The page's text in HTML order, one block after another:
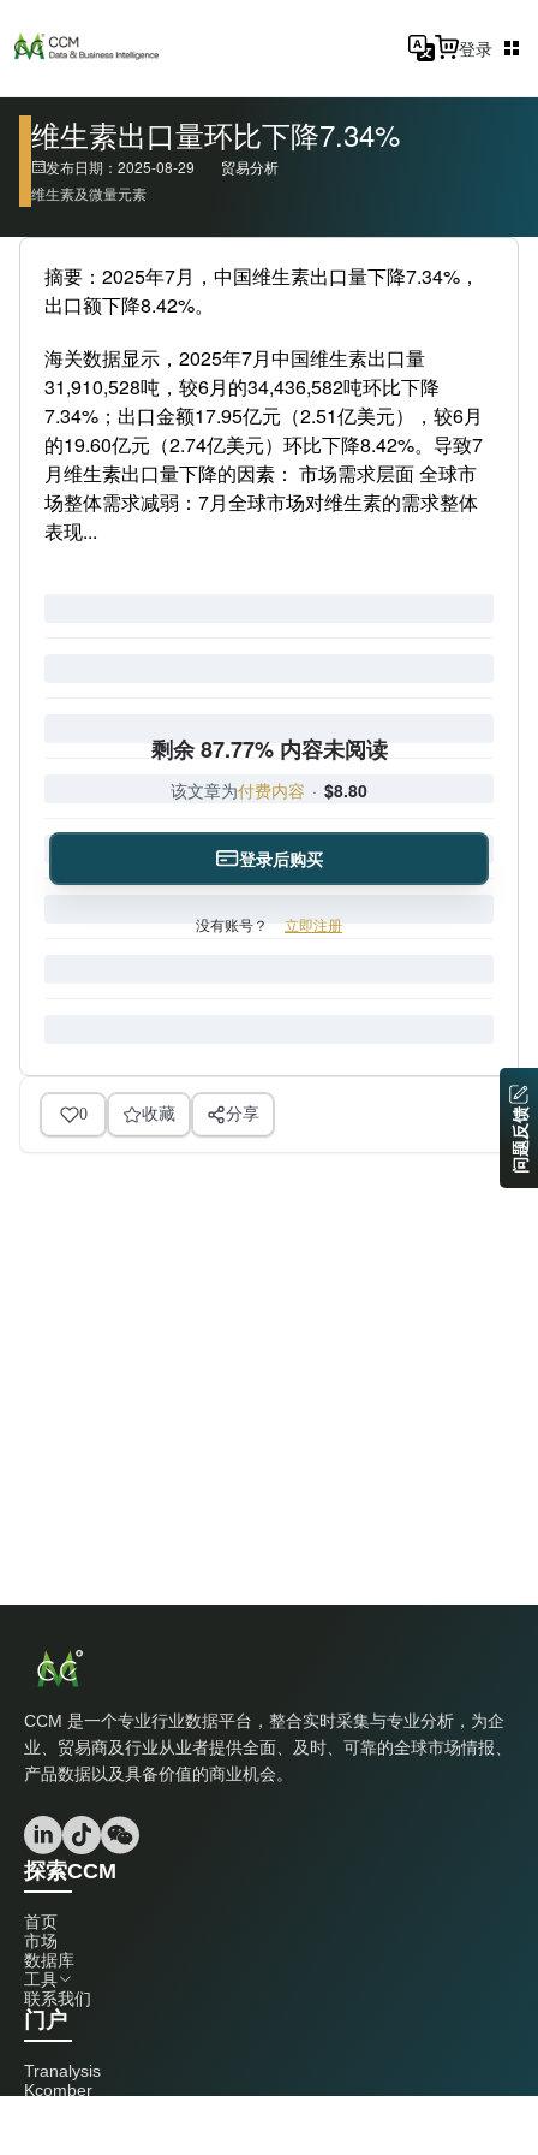
登录
维生素出口量环比下降7.34%
发布日期：2025-08-29
贸易分析
维生素及微量元素
摘要：2025年7月，中国维生素出口量下降7.34%，
出口额下降8.42%。
海关数据显示，2025年7月中国维生素出口量
31,910,528吨，较6月的34,436,582吨环比下降
7.34%；出口金额17.95亿元（2.51亿美元），较6月
的19.60亿元（2.74亿美元）环比下降8.42%。导致7
月维生素出口量下降的因素： 市场需求层面 全球市
场整体需求减弱：7月全球市场对维生素的需求整体
表现...
剩余 87.77% 内容未阅读
该文章为付费内容 · $8.80
登录后购买
没有账号？ 立即注册
0 收藏 分享
CCM 是一个专业行业数据平台，整合实时采集与专业分析，为企
业、贸易商及行业从业者提供全面、及时、可靠的全球市场情报、
产品数据以及具备价值的商业机会。
探索CCM
首页
市场
数据库
工具
联系我们
门户
Tranalysis
Kcomber
问题反馈